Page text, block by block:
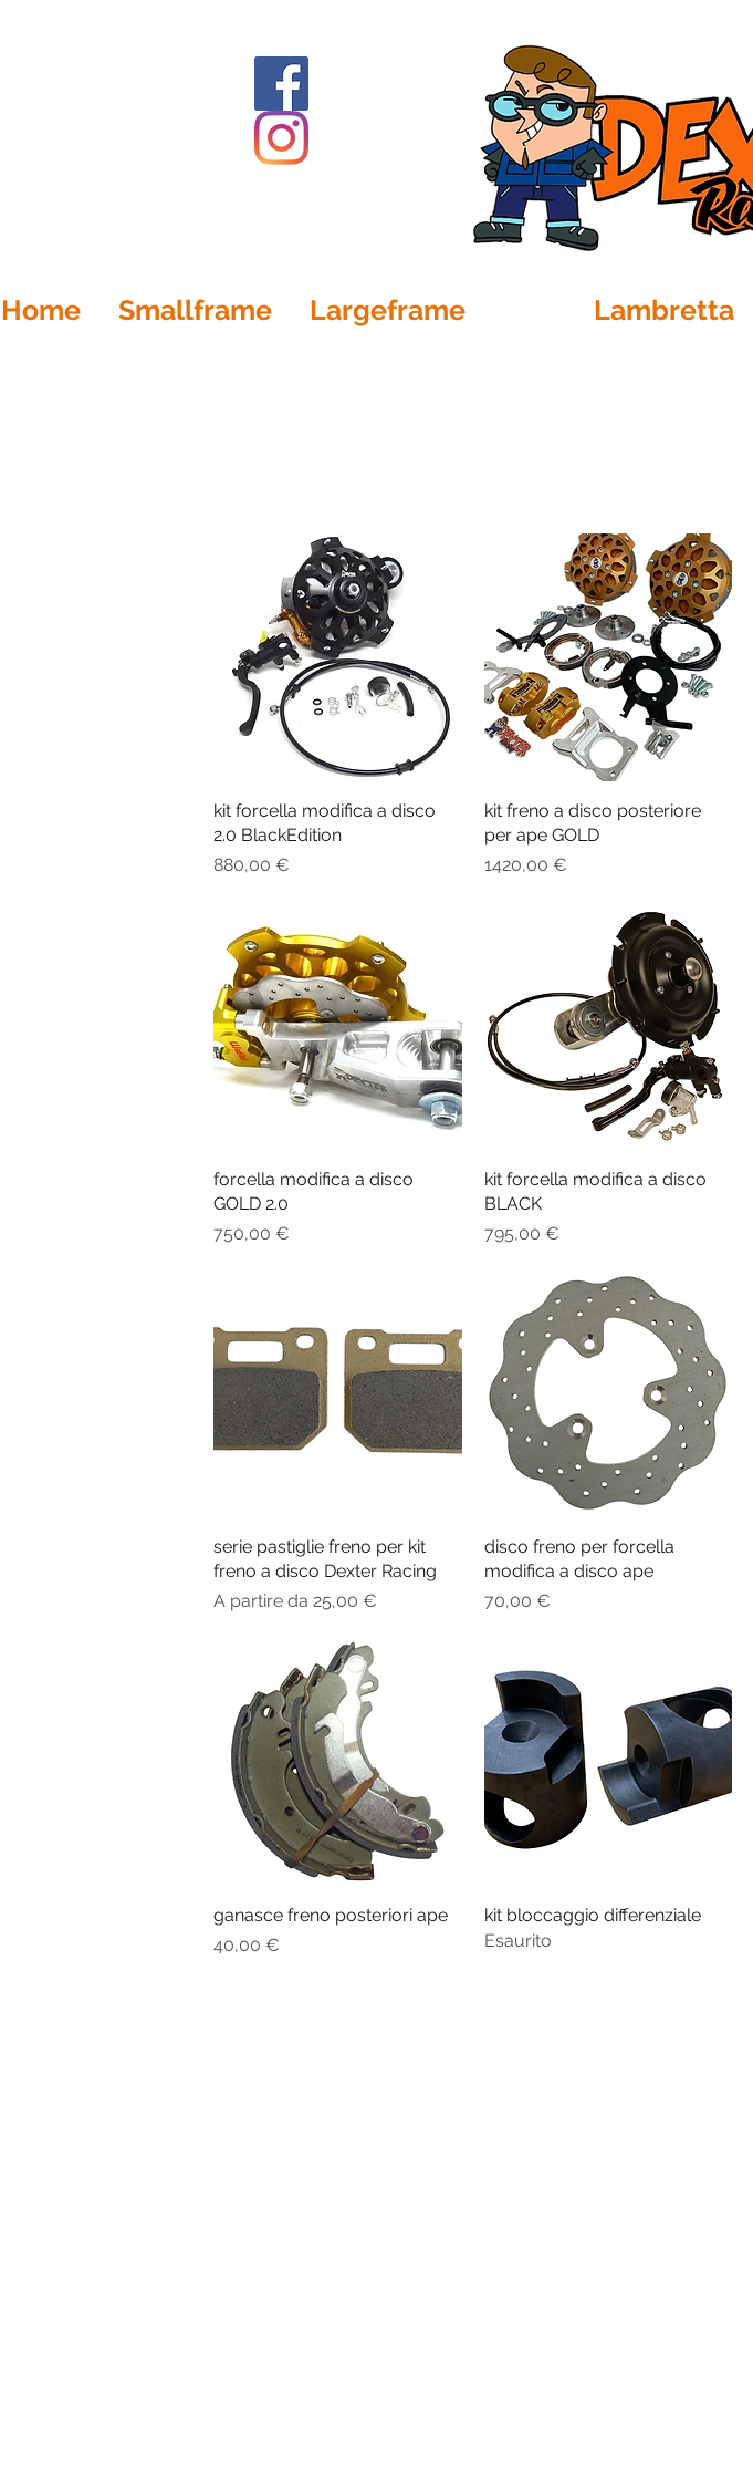
Home Smallframe Largeframe Lambretta
Vista rapida
kit forcella modifica a disco
2.0 BlackEdition
Prezzo
880,00 €
Vista rapida
kit freno a disco posteriore
per ape GOLD
Prezzo
1420,00 €
Vista rapida
forcella modifica a disco
GOLD 2.0
Prezzo
750,00 €
Vista rapida
kit forcella modifica a disco
BLACK
Prezzo
795,00 €
Vista rapida
serie pastiglie freno per kit
freno a disco Dexter Racing
A partire da 25,00 €
Prezzo scontato
Vista rapida
disco freno per forcella
modifica a disco ape
Prezzo
70,00 €
Vista rapida
ganasce freno posteriori ape
Prezzo
40,00 €
Vista rapida
kit bloccaggio differenziale
Esaurito